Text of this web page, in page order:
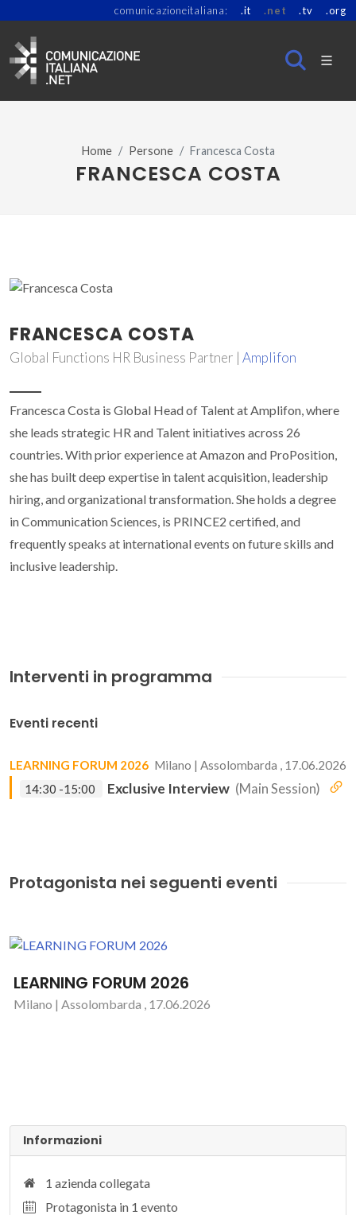
comunicazioneitaliana: .it .net .tv .org
Home Persone Francesca Costa
FRANCESCA COSTA
FRANCESCA COSTA
Global Functions HR Business Partner | Amplifon
Francesca Costa is Global Head of Talent at Amplifon, where
she leads strategic HR and Talent initiatives across 26
countries. With prior experience at Amazon and ProPosition,
she has built deep expertise in talent acquisition, leadership
hiring, and organizational transformation. She holds a degree
in Communication Sciences, is PRINCE2 certified, and
frequently speaks at international events on future skills and
inclusive leadership.
Interventi in programma
Eventi recenti
LEARNING FORUM 2026 Milano | Assolombarda , 17.06.2026
14:30 -15:00
Exclusive Interview (Main Session)
Protagonista nei seguenti eventi
LEARNING FORUM 2026
Milano | Assolombarda , 17.06.2026
Informazioni
1 azienda collegata
Protagonista in 1 evento